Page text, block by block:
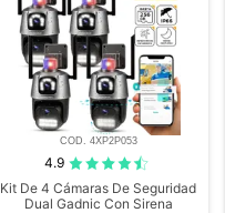
COD. 4XP2P053
4.9
Kit De 4 Cámaras De Seguridad
Dual Gadnic Con Sirena